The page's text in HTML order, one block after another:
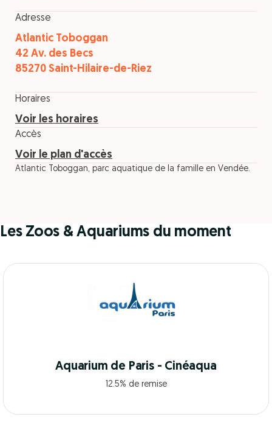
Adresse
Atlantic Toboggan
42 Av. des Becs
85270 Saint-Hilaire-de-Riez
Horaires
Voir les horaires
Accès
Voir le plan d'accès
Atlantic Toboggan, parc aquatique de la famille en Vendée.
Les Zoos & Aquariums du moment
Aquarium de Paris - Cinéaqua
12.5% de remise